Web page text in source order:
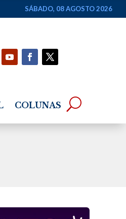
ao menor número em dez anos
SÁBADO, 08 AGOSTO 2026
COLUNAS